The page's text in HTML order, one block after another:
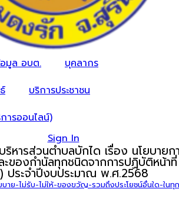
มูล อบต.
บุคลากร
บริการประชาชน
ารออนไลน์)
Sign In
ริหารส่วนตำบลบักได เรื่อง นโยบายก
ของกำนัลทุกชนิดจากการปฏิบัติหน้าที่
ประจำปีงบประมาณ พ.ศ.2568
บาย-ไม่รับ-ไม่ให้-ของขวัญ-รวมถึงประโยชน์อื่นใด-ในทุก